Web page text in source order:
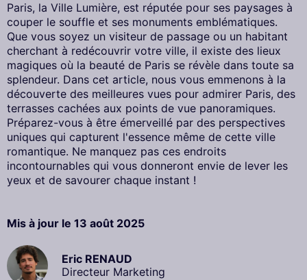
Paris, la Ville Lumière, est réputée pour ses paysages à
couper le souffle et ses monuments emblématiques.
Que vous soyez un visiteur de passage ou un habitant
cherchant à redécouvrir votre ville, il existe des lieux
magiques où la beauté de Paris se révèle dans toute sa
splendeur. Dans cet article, nous vous emmenons à la
découverte des meilleures vues pour admirer Paris, des
terrasses cachées aux points de vue panoramiques.
Préparez-vous à être émerveillé par des perspectives
uniques qui capturent l'essence même de cette ville
romantique. Ne manquez pas ces endroits
incontournables qui vous donneront envie de lever les
yeux et de savourer chaque instant !
Mis à jour le 13 août 2025
Eric RENAUD
Directeur Marketing